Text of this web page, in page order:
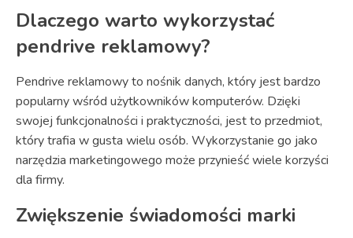
Dlaczego warto wykorzystać
pendrive reklamowy?
Pendrive reklamowy to nośnik danych, który jest bardzo
popularny wśród użytkowników komputerów. Dzięki
swojej funkcjonalności i praktyczności, jest to przedmiot,
który trafia w gusta wielu osób. Wykorzystanie go jako
narzędzia marketingowego może przynieść wiele korzyści
dla firmy.
Zwiększenie świadomości marki